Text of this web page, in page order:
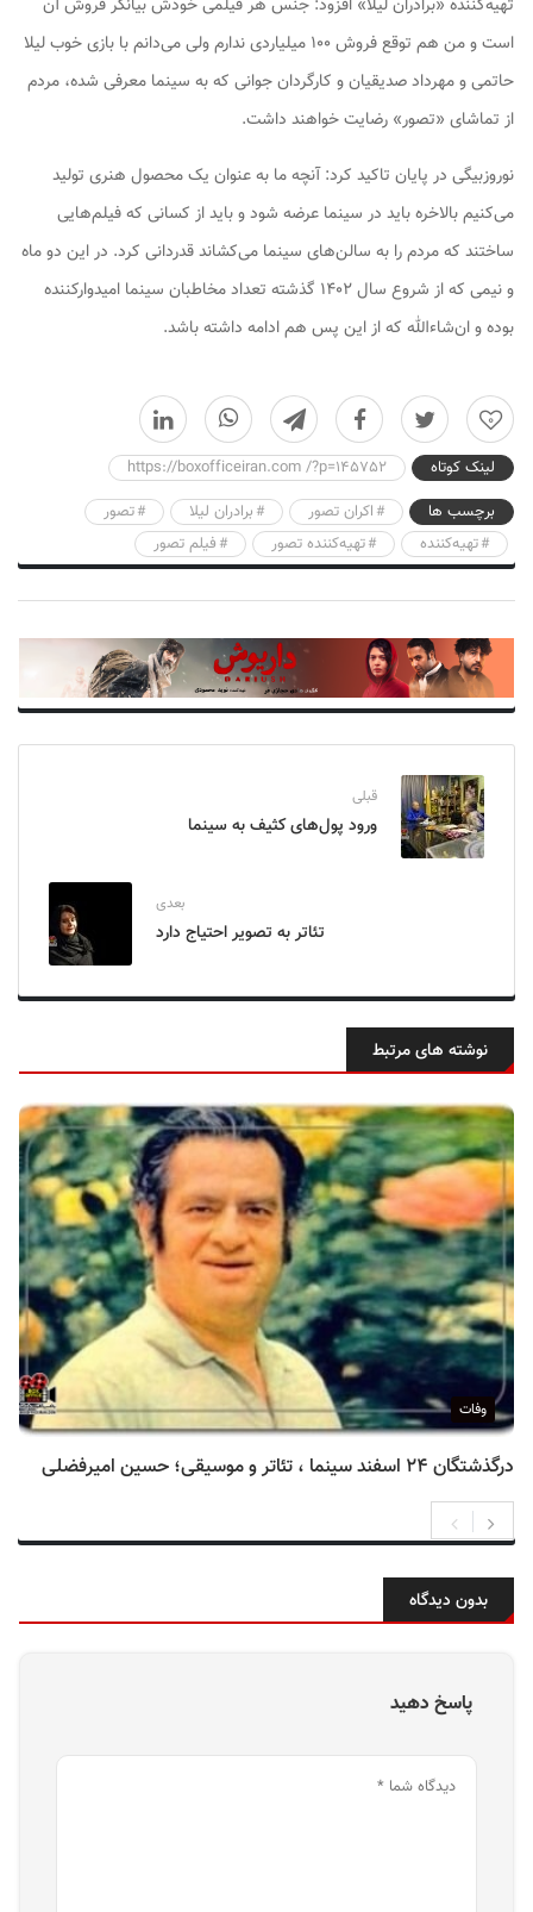
است و من هم توقع فروش ۱۰۰ میلیاردی ندارم ولی می‌دانم با بازی خوب لیلا
حاتمی و مهرداد صدیقیان و کارگردان جوانی که به سینما معرفی شده، مردم
از تماشای «تصور» رضایت خواهند داشت.
نوروزبیگی در پایان تاکید کرد:‌ آنچه ما به عنوان یک محصول هنری تولید
می‌کنیم بالاخره باید در سینما عرضه شود و باید از کسانی که فیلم‌هایی
ساختند که مردم را به سالن‌های سینما می‌کشاند قدردانی کرد. در این دو ماه
و نیمی که از شروع سال ۱۴۰۲ گذشته تعداد مخاطبان سینما امیدوارکننده
بوده و ان‌شاءالله که از این پس هم ادامه داشته باشد.
0
لینک کوتاه
https://boxofficeiran.com /?p=145752
برچسب ها
اکران تصور برادران لیلا
تصور
تهیه‌کننده
تهیه‌کننده تصور فیلم تصور
قبلی
ورود پول‌های کثیف به سینما
بعدی
تئاتر به تصویر احتیاج دارد
نوشته های مرتبط
وفات
درگذشتگان ۲۴ اسفند سینما ، تئاتر و موسیقی؛ حسین امیرفضلی
بدون دیدگاه
پاسخ دهید